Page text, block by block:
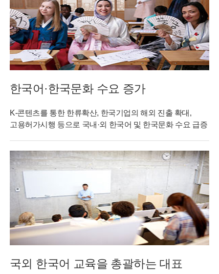
한국어·한국문화 수요 증가
K-콘텐츠를 통한 한류확산, 한국기업의 해외 진출 확대,
고용허가시행 등으로 국내·외 한국어 및 한국문화 수요 급증
국외 한국어 교육을 총괄하는 대표